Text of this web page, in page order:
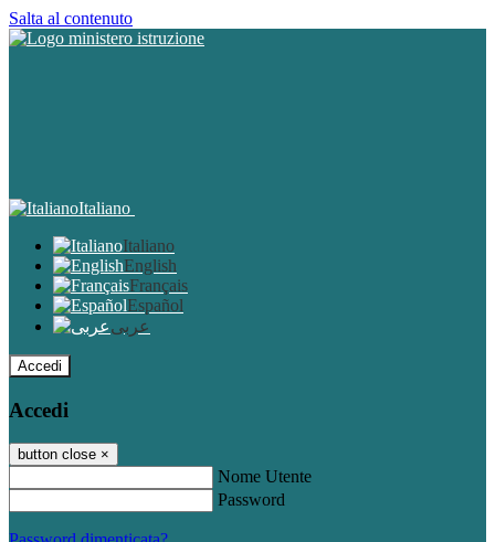
Salta al contenuto
Italiano
Italiano
English
Français
Español
عربى
Accedi
Accedi
button close ×
Nome Utente
Password